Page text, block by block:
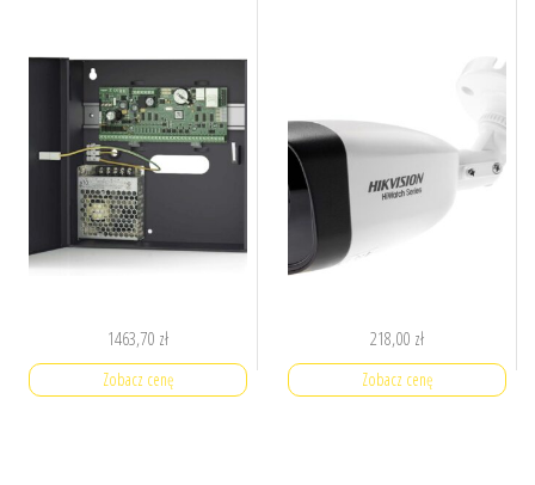
1463,70 zł
Zobacz cenę
218,00 zł
Zobacz cenę